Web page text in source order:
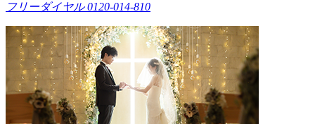
フリーダイヤル 0120-014-810